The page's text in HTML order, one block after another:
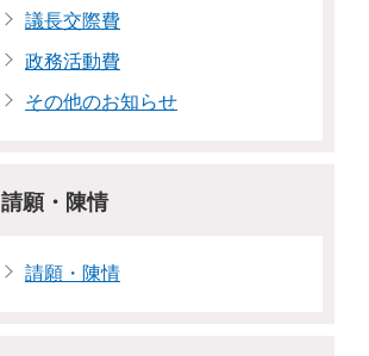
議長交際費
政務活動費
その他のお知らせ
請願・陳情
請願・陳情